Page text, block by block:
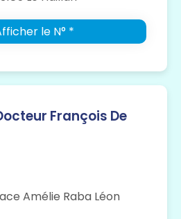
le N° *
François De
Amélie Raba Léon